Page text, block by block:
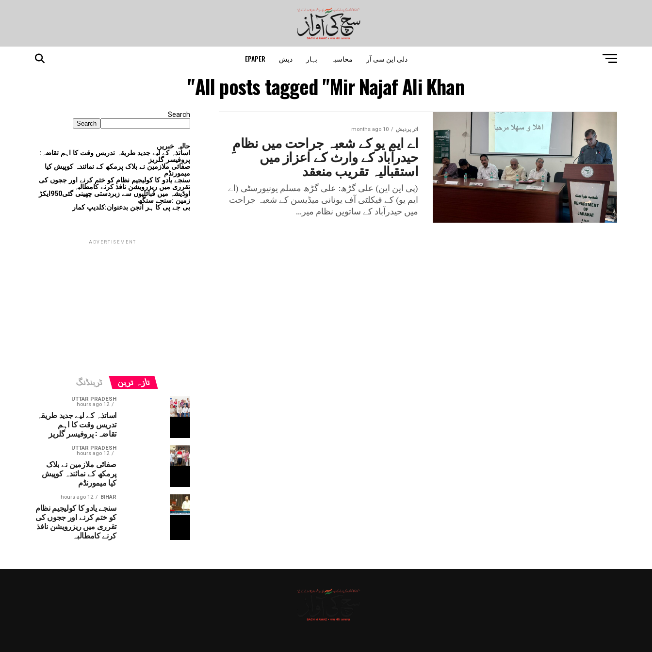
دلی این سی آر محاسبہ بہار دیش EPAPER
All posts tagged "Mir Najaf Ali Khan"
اتر پردیش 10 months ago
اے ایم یو کے شعبہ جراحت میں نظامِ
حیدرآباد کے وارث کے اعزاز میں
استقبالیہ تقریب منعقد
(پی این این) علی گڑھ: علی گڑھ مسلم یونیورسٹی (اے
ایم یو) کے فیکلٹی آف یونانی میڈیسن کے شعبہ جراحت
میں حیدرآباد کے ساتویں نظام میر...
Search
Search
حالیہ خبریں
اساتذہ کے لیے جدید طریقہ تدریس وقت کا اہم تقاضہ:
پروفیسر گلریز
صفائی ملازمین نے بلاک پرمکھ کے نمائندہ کوپیش کیا
میمورنڈم
سنجے یادو کا کولیجیم نظام کو ختم کرنے اور ججوں کی
تقرری میں ریزرویشن نافذ کرنے کامطالبہ
اوڈیشہ میں قبائلیوں سے زبردستی چھینی گئی950ایکڑ
زمین :سنجے سنگھ
بی جے پی کا ہر انجن بدعنوان:کلدیپ کمار
ADVERTISEMENT
تازہ ترین ٹرینڈنگ
UTTAR PRADESH
12 hours ago
اساتذہ کے لیے جدید طریقہ
تدریس وقت کا اہم
تقاضہ: پروفیسر گلریز
UTTAR PRADESH
12 hours ago
صفائی ملازمین نے بلاک
پرمکھ کے نمائندہ کوپیش
کیا میمورنڈم
BIHAR
12 hours ago
سنجے یادو کا کولیجیم نظام
کو ختم کرنے اور ججوں کی
تقرری میں ریزرویشن نافذ
کرنے کامطالبہ